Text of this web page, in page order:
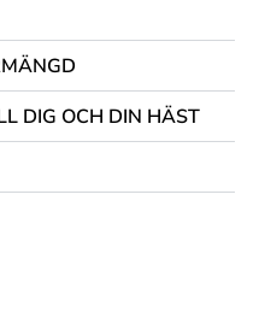
DIG OCH DIN HÄST